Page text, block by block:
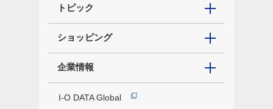
トピック
ショッピング
企業情報
I-O DATA Global